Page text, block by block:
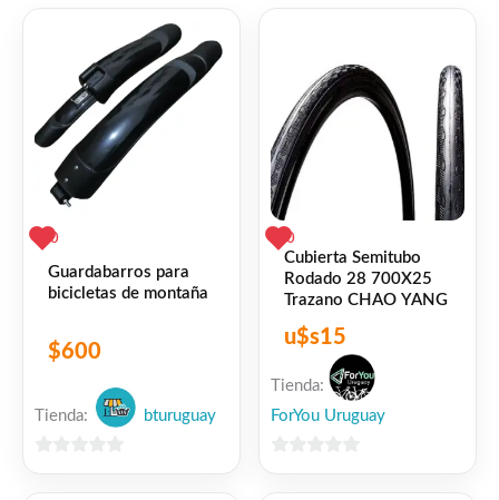
Share
Twitter
Share
❤ ME GUSTA
👍 1 persona recomienda este producto
0
Guardabarros para
bicicletas de montaña
$600
Tienda: bturuguay
0
Cubierta Semitubo
Rodado 28 700X25
Trazano CHAO YANG
u$s15
Tienda:
ForYou Uruguay